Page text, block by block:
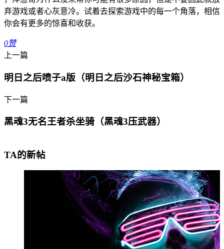
弃游戏或者心灰意冷。试着去探索游戏中的每一个角落，相信
你会有更多的惊喜和收获。
0赞
上一篇
明日之后喷子a版（明日之后沙石神秘宝箱）
下一篇
黑魂3无名王者杀坐骑（黑魂3压武器）
TA的新帖